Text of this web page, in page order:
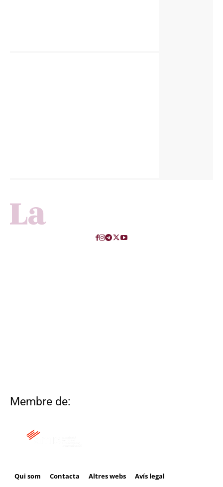
Membre de:
Qui som Contacta Altres webs Avís legal